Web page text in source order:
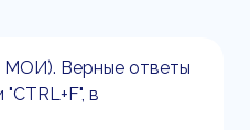
МОИ). Верные ответы
в